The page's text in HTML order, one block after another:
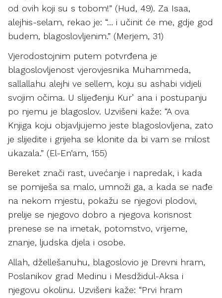
od ovih koji su s tobom!” (Hud, 49). Za Isaa,
alejhis-selam, rekao je: “… i učinit će me, gdje god
budem, blagoslovljenim.” (Merjem, 31)
Vjerodostojnim putem potvrđena je
blagoslovljenost vjerovjesnika Muhammeda,
sallallahu alejhi ve sellem, koju su ashabi vidjeli
svojim očima. U slijeđenju Kurʼana i postupanju
po njemu je blagoslov. Uzvišeni kaže: “A ova
Knjiga koju objavljujemo jeste blagoslovljena, zato
je slijedite i grijeha se klonite da bi vam se milost
ukazala.” (El-En’am, 155)
Bereket znači rast, uvećanje i napredak, i kada
se pomiješa sa malo, umnoži ga, a kada se nađe
na nekom mjestu, pokažu se njegovi plodovi,
prelije se njegovo dobro a njegova korisnost
prenese se na imetak, potomstvo, vrijeme,
znanje, ljudska djela i osobe.
Allah, džellešanuhu, blagoslovio je Drevni hram,
Poslanikov grad Medinu i Mesdžidul-Aksa i
njegovu okolinu. Uzvišeni kaže: “Prvi hram